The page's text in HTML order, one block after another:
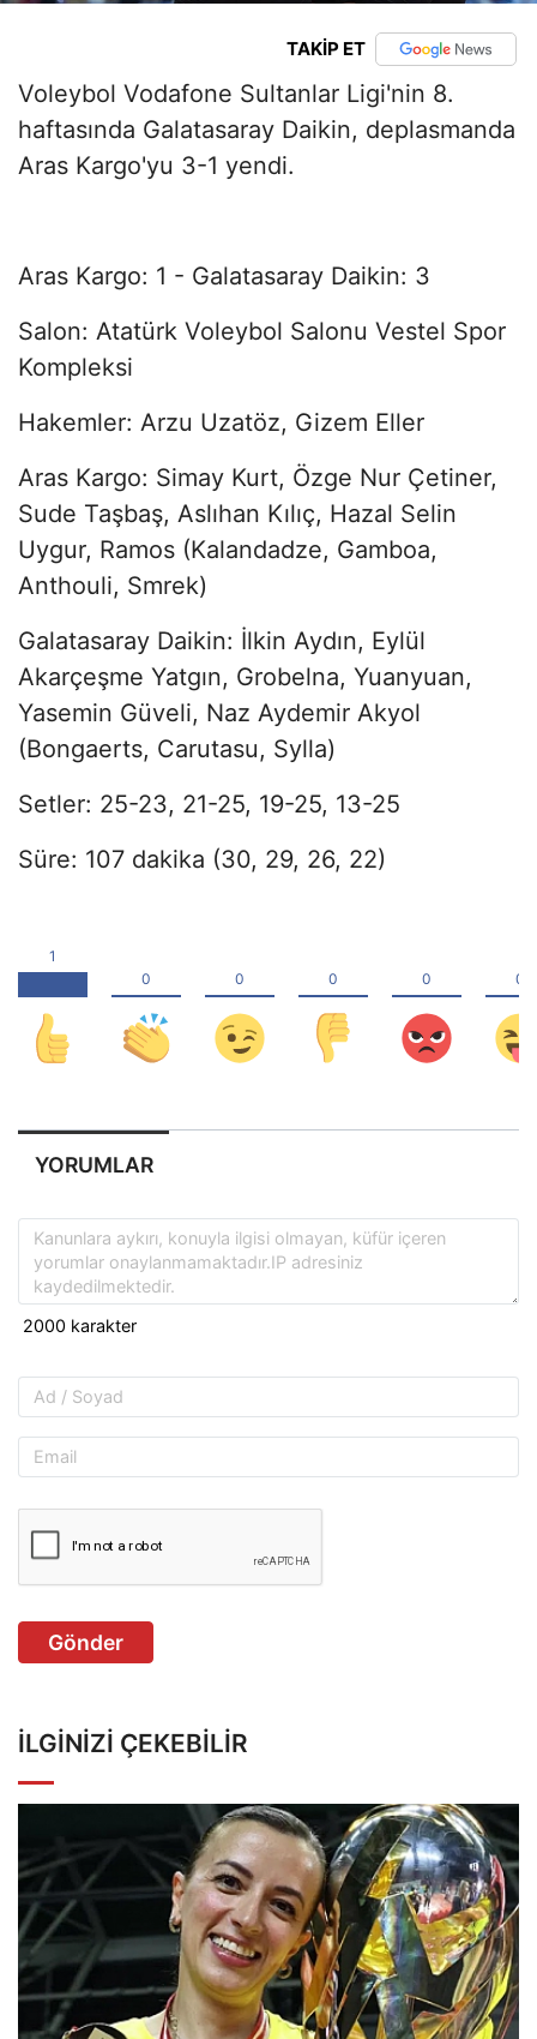
TAKİP ET
Voleybol Vodafone Sultanlar Ligi'nin 8.
haftasında Galatasaray Daikin, deplasmanda
Aras Kargo'yu 3-1 yendi.
Aras Kargo: 1 - Galatasaray Daikin: 3
Salon: Atatürk Voleybol Salonu Vestel Spor
Kompleksi
Hakemler: Arzu Uzatöz, Gizem Eller
Aras Kargo: Simay Kurt, Özge Nur Çetiner,
Sude Taşbaş, Aslıhan Kılıç, Hazal Selin
Uygur, Ramos (Kalandadze, Gamboa,
Anthouli, Smrek)
Galatasaray Daikin: İlkin Aydın, Eylül
Akarçeşme Yatgın, Grobelna, Yuanyuan,
Yasemin Güveli, Naz Aydemir Akyol
(Bongaerts, Carutasu, Sylla)
Setler: 25-23, 21-25, 19-25, 13-25
Süre: 107 dakika (30, 29, 26, 22)
YORUMLAR
Gönder
İLGINIZI ÇEKEBILIR